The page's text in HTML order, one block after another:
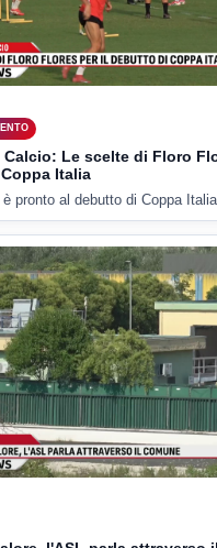
Calcio: Le scelte di Floro
Italia
pronto al debutto di Coppa